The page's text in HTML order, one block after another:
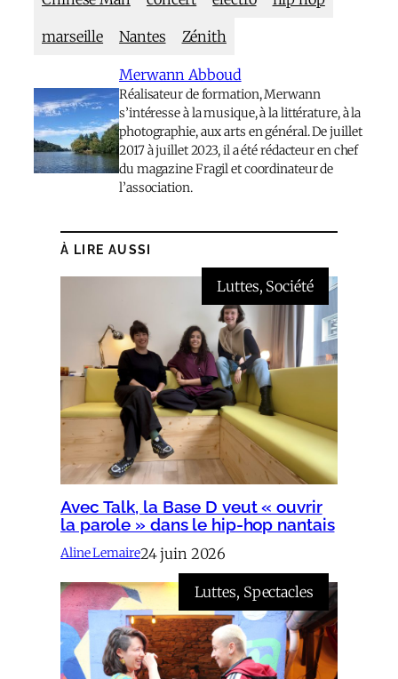
marseille Nantes Zénith
Merwann Abboud
Réalisateur de formation, Merwann
s’intéresse à la musique, à la littérature, à la
photographie, aux arts en général. De juillet
2017 à juillet 2023, il a été rédacteur en chef
du magazine Fragil et coordinateur de
l’association.
À LIRE AUSSI
Luttes, Société
Avec Talk, la Base D veut « ouvrir
la parole » dans le hip-hop nantais
Aline Lemaire24 juin 2026
Luttes, Spectacles